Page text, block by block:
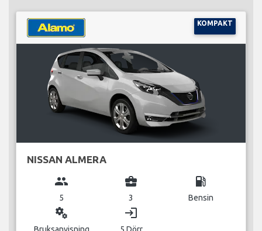
KOMPAKT
NISSAN ALMERA
group
5
business_center
3
local_gas_station
Bensin
miscellaneous_services login